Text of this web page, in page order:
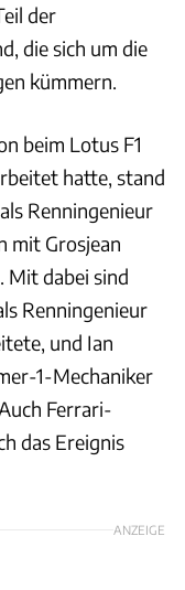
der
die sich um die
kümmern.
beim Lotus F1
hatte, stand
Renningenieur
mit Grosjean
Mit dabei sind
Renningenieur
und Ian
1-Mechaniker
Ferrari-
das Ereignis
ANZEIGE